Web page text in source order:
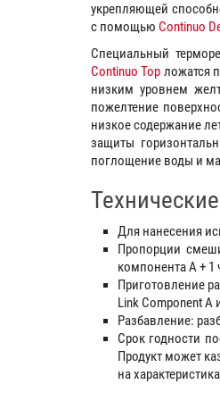
укрепляющей
с помощью Continuo
Специальный
Continuo Top ложатся
низким уровнем
пожелтение
низкое содержание
защиты
поглощение воды и
Для нанесения
Пропорции
компонента A + 1
Приготовление
Link Component A
Разбавление:
Срок годности
Продукт может
на